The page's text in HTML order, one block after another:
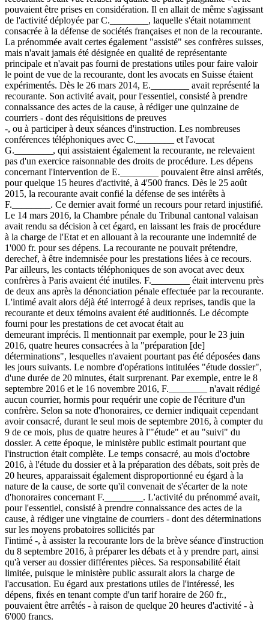
pouvaient être prises en considération. Il en allait de même s'agissant
de l'activité déployée par C.________, laquelle s'était notamment
consacrée à la défense de sociétés françaises et non de la recourante.
La prénommée avait certes également "assisté" ses confrères suisses,
mais n'avait jamais été désignée en qualité de représentante
principale et n'avait pas fourni de prestations utiles pour faire valoir
le point de vue de la recourante, dont les avocats en Suisse étaient
expérimentés. Dès le 26 mars 2014, E.________ avait représenté la
recourante. Son activité avait, pour l'essentiel, consisté à prendre
connaissance des actes de la cause, à rédiger une quinzaine de
courriers - dont des réquisitions de preuves
-, ou à participer à deux séances d'instruction. Les nombreuses
conférences téléphoniques avec C.________ et l'avocat
G.________, qui assistaient également la recourante, ne relevaient
pas d'un exercice raisonnable des droits de procédure. Les dépens
concernant l'intervention de E.________ pouvaient être ainsi arrêtés,
pour quelque 15 heures d'activité, à 4'500 francs. Dès le 25 août
2015, la recourante avait confié la défense de ses intérêts à
F.________. Ce dernier avait formé un recours pour retard injustifié.
Le 14 mars 2016, la Chambre pénale du Tribunal cantonal valaisan
avait rendu sa décision à cet égard, en laissant les frais de procédure
à la charge de l'Etat et en allouant à la recourante une indemnité de
1'000 fr. pour ses dépens. La recourante ne pouvait prétendre,
derechef, à être indemnisée pour les prestations liées à ce recours.
Par ailleurs, les contacts téléphoniques de son avocat avec deux
confrères à Paris avaient été inutiles. F.________ était intervenu près
de deux ans après la dénonciation pénale effectuée par la recourante.
L'intimé avait alors déjà été interrogé à deux reprises, tandis que la
recourante et deux témoins avaient été auditionnés. Le décompte
fourni pour les prestations de cet avocat était au
demeurant imprécis. Il mentionnait par exemple, pour le 23 juin
2016, quatre heures consacrées à la "préparation [de]
déterminations", lesquelles n'avaient pourtant pas été déposées dans
les jours suivants. Le nombre d'opérations intitulées "étude dossier",
d'une durée de 20 minutes, était surprenant. Par exemple, entre le 8
septembre 2016 et le 16 novembre 2016, F.________ n'avait rédigé
aucun courrier, hormis pour requérir une copie de l'écriture d'un
confrère. Selon sa note d'honoraires, ce dernier indiquait cependant
avoir consacré, durant le seul mois de septembre 2016, à compter du
9 de ce mois, plus de quatre heures à l'"étude" et au "suivi" du
dossier. A cette époque, le ministère public estimait pourtant que
l'instruction était complète. Le temps consacré, au mois d'octobre
2016, à l'étude du dossier et à la préparation des débats, soit près de
20 heures, apparaissait également disproportionné eu égard à la
nature de la cause, de sorte qu'il convenait de s'écarter de la note
d'honoraires concernant F.________. L'activité du prénommé avait,
pour l'essentiel, consisté à prendre connaissance des actes de la
cause, à rédiger une vingtaine de courriers - dont des déterminations
sur les moyens probatoires sollicités par
l'intimé -, à assister la recourante lors de la brève séance d'instruction
du 8 septembre 2016, à préparer les débats et à y prendre part, ainsi
qu'à verser au dossier différentes pièces. Sa responsabilité était
limitée, puisque le ministère public assurait alors la charge de
l'accusation. Eu égard aux prestations utiles de l'intéressé, les
dépens, fixés en tenant compte d'un tarif horaire de 260 fr.,
pouvaient être arrêtés - à raison de quelque 20 heures d'activité - à
6'000 francs.